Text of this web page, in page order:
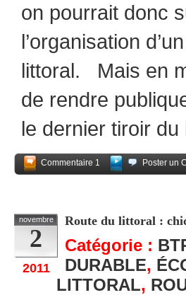
on pourrait donc
l’organisation
littoral. Mais en
de rendre
le dernier tiroir
Commentaire 1
Poster un
novembre
2
2011
Route du littoral :
Catégorie :
DURABLE,
LITTORAL,